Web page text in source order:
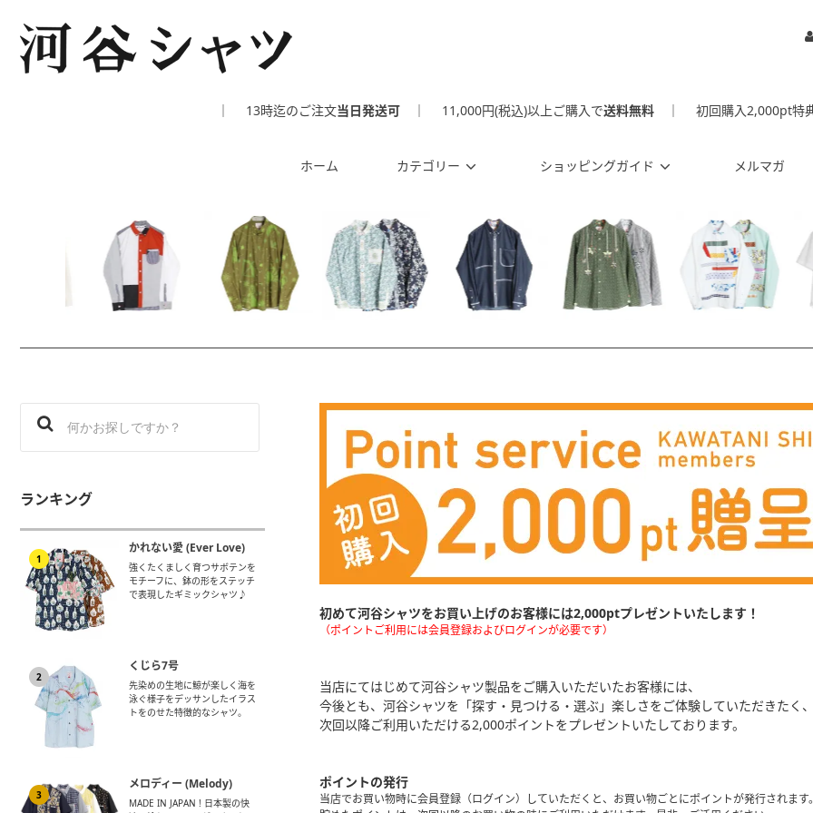
｜ 13時迄のご注文当日発送可 ｜ 11,000円(税込)以上ご購入で送料無料 ｜ 初回購入2,000pt特
ホーム カテゴリー ショッピングガイド メルマガ
ランキング
1
かれない愛 (Ever Love)
強くたくましく育つサボテンを
モチーフに、鉢の形をステッチ
で表現したギミックシャツ♪
2
くじら7号
先染めの生地に鯨が楽しく海を
泳ぐ様子をデッサンしたイラス
トをのせた特徴的なシャツ。
3
メロディー (Melody)
MADE IN JAPAN ! 日本製の快
初めて河谷シャツをお買い上げのお客様には2,000ptプレゼントいたします！
（ポイントご利用には会員登録およびログインが必要です）
当店にてはじめて河谷シャツ製品をご購入いただいたお客様には、
今後とも、河谷シャツを「探す・見つける・選ぶ」楽しさをご体験していただきたく
次回以降ご利用いただける2,000ポイントをプレゼントいたしております。
ポイントの発行
当店でお買い物時に会員登録（ログイン）していただくと、お買い物ごとにポイントが発行されます